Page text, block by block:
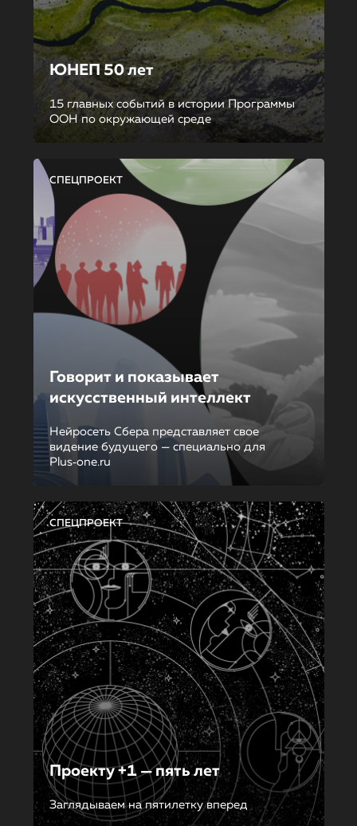
ЮНЕП 50 лет
15 главных событий в истории Программы
ООН по окружающей среде
СПЕЦПРОЕКТ
Говорит и показывает
искусственный интеллект
Нейросеть Сбера представляет свое
видение будущего — специально для
Plus‑one.ru
СПЕЦПРОЕКТ
Проекту +1 — пять лет
Заглядываем на пятилетку вперед